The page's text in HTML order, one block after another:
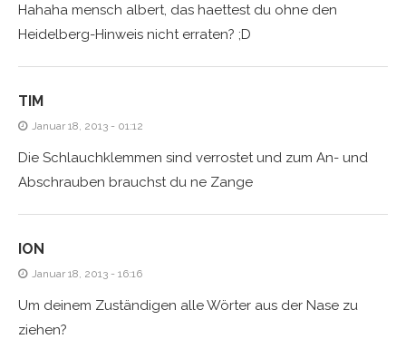
Hahaha mensch albert, das haettest du ohne den
Heidelberg-Hinweis nicht erraten? ;D
TIM
Januar 18, 2013 - 01:12
Die Schlauchklemmen sind verrostet und zum An- und
Abschrauben brauchst du ne Zange
ION
Januar 18, 2013 - 16:16
Um deinem Zuständigen alle Wörter aus der Nase zu
ziehen?